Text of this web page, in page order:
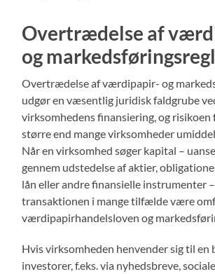
Overtrædelse af
og
Overtrædelse af værdipapir- og
udgør en væsentlig juridisk faldgrube
virksomhedens finansiering, og risikoen
større end mange virksomheder
Når en virksomhed søger kapital –
gennem udstedelse af aktier,
lån eller andre finansielle instrumenter
transaktionen i mange tilfælde være
værdipapirhandelsloven og
Hvis virksomheden henvender sig til en
investorer, f.eks. via nyhedsbreve,